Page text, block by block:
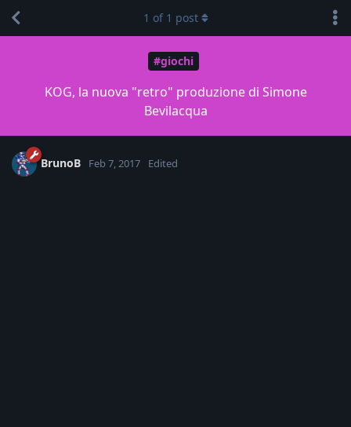
#giochi
KOG, la nuova "retro" produzione di Simone
Bevilacqua
1 of 1 post
BrunoB Feb 7, 2017 Edited